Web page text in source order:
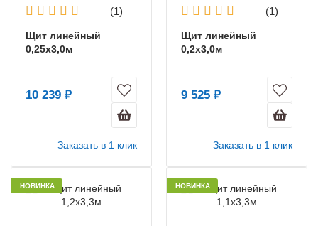
(1)
Щит линейный
0,25х3,0м
10 239 ₽
Заказать в 1 клик
(1)
Щит линейный
0,2х3,0м
9 525 ₽
Заказать в 1 клик
НОВИНКА НОВИНКА